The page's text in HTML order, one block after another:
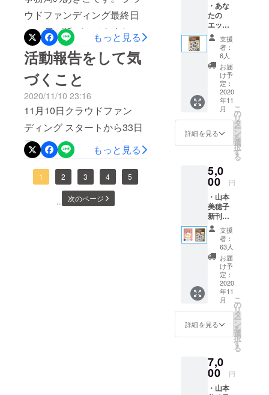
会いも、私が諦めなかった
ところから始まったもので
した。カナダで初めてヒー
リングを受け、バーバラ・
アン ブレナンや
BBSH（バーバラ・ブレナ
ン・スクール・オブ・ ヒー
リング）の存在を知り、帰
国後、私もBBSHに通いた
いと思ったけれど色々なこ
とが合わずに断念していま
した。それでも諦めきれ
ず、自分なりに何かを学べ
かり。明日を節目にまた何
か新しい流れがやってくる
んだなぁってそんな風に感
じている今ここです。いろ
いろと伝えたかったことが
シャボン玉のようにふわり
と出てきては消えていくよ
うな感覚もありつつそれで
も…なんだかハートがほっ
こりとしているそんななか
にいます。わたしにとって
はこの１ヶ月あまりの日々
もりひたすら仕事してるサ
イ子です。子どもの頃、い
じめられたことってあった
かなあとふと振り返ってみ
ました。意地悪したら反撃
にあってこわくなっちゃっ
た幼稚園の頃。クラスの全
員から無視されて、その頃
（※小学校2年生。）よく
ロッカーの陰に隠れて
ちゅーしてた（※小学校2年
生。）男の子からも無視さ
れて、誰も信じまいと決め
ウドファンディング最終日
の15日が近づいてきまし
た。これまでたくさんのご
支援本当にありがとうござ
います。 クラウドファン
ディングが始まって1ヶ月
ちょっと。この1ヶ月も色ん
な体験をしてきたと振り返
りながら感じています。そ
の時に『今』にいた感覚
は、時が経った今も大切な
体験として私の中に残って
もっと見る
活動報告をして気
づくこと
2020/11/10 23:16
11月10日クラウドファン
ディング スタートから33日
目・。*・。*・。*・。*・。
*・。*・。*・。*事務局 マゾ
キスト担当 ゆりこです。現
在のところ、残り５日。支
もっと見る
1 2 3 4 5
... 次のページ
は足りず、
毎月もらっ
ていたお小
遣いをすべ
て本につぎ
子どもが買
うことので
きるありと
あらゆる本
を手に取り
私が読んだ
膨大な数の
本は、私に
世界にはた
くさんの人
がいて
人の数だけ
人生がある
ということ
を
教えてくれ
ました。
どうして人
生がこんな
記入く
ださ
い。）
・心か
らのお
礼の
メール
・活動
報告
メール
・あな
たの
エッセ
ンスを
引き出
すキャ
ラクト
ロジー
シール
（非売
品） ・
心から
のお礼
のメー
ル ・活
動報告
支援
者：
6人
お届
け予
定：
2020
年11
月
詳細を見る
こ
の
リ
タ
ー
ン
を
選
択
す
る
5,0
00 円
・山本
美穂子
新刊
『どう
して言
いたい
ことが
言えな
いの？
～人間
関係が
ラクに
なる“正
しい境
界線(バ
ウンダ
の引き
方』 ・
いじめ
防止シ
支援
者：
63人
お届
け予
定：
2020
年11
月
詳細を見る
こ
の
リ
タ
ー
ン
を
選
択
す
る
7,0
00 円
・山本